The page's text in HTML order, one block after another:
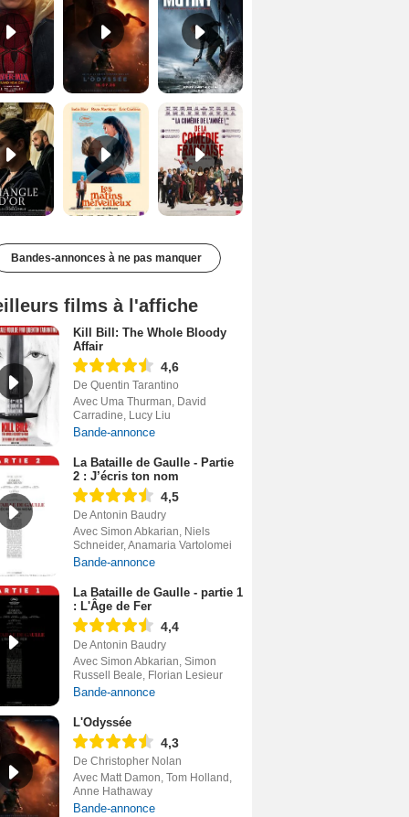
Les Matins merveilleux Bande-annonce VF De la Comédie-Française Teaser VF
Bandes-annonces à ne pas manquer
films à l'affiche
Kill Bill: The Whole Bloody
Affair
4,6
De Quentin Tarantino
Avec Uma Thurman, David
Carradine, Lucy Liu
Bande-annonce
La Bataille de Gaulle - Partie
2 : J’écris ton nom
4,5
De Antonin Baudry
Avec Simon Abkarian, Niels
Schneider, Anamaria Vartolomei
Bande-annonce
La Bataille de Gaulle - partie 1
: L'Âge de Fer
4,4
De Antonin Baudry
Avec Simon Abkarian, Simon
Russell Beale, Florian Lesieur
Bande-annonce
L'Odyssée
4,3
De Christopher Nolan
Avec Matt Damon, Tom Holland,
Anne Hathaway
Bande-annonce